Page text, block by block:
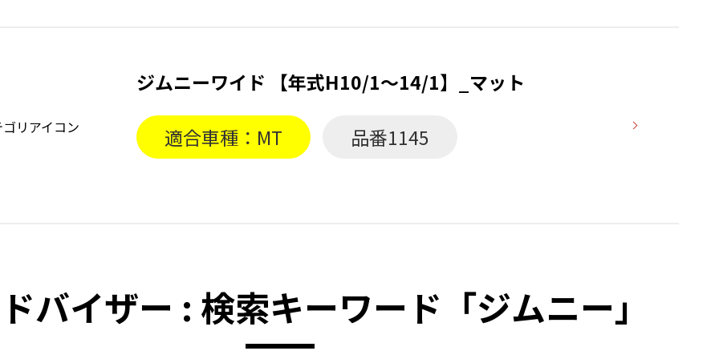
ジムニーワイド 【年式H10/1〜14/1】_マット
適合車種：MT 品番1145
バイザー : 検索キーワード「ジムニー」